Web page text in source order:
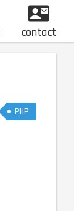
contact_mail
contact
PHP